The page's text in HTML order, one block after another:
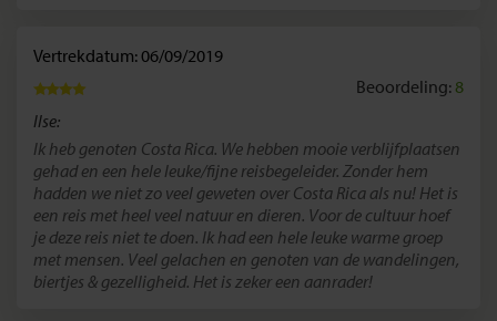
Vertrekdatum: 06/09/2019
Beoordeling: 8
Ilse:
Ik heb genoten Costa Rica. We hebben mooie verblijfplaatsen
gehad en een hele leuke/fijne reisbegeleider. Zonder hem
hadden we niet zo veel geweten over Costa Rica als nu! Het is
een reis met heel veel natuur en dieren. Voor de cultuur hoef
je deze reis niet te doen. Ik had een hele leuke warme groep
met mensen. Veel gelachen en genoten van de wandelingen,
biertjes & gezelligheid. Het is zeker een aanrader!